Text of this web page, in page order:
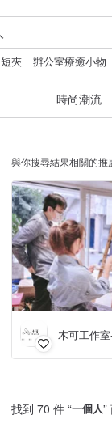
短夾 辦公室療癒小物
時尚潮流
與你搜尋結果相關的推
木可工作
找到 70 件 “一個人”